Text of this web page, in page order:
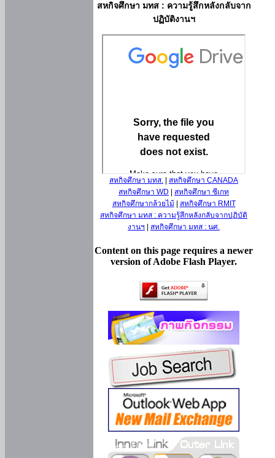
สหกิจศึกษา มทส : ความรู้สึกหลังกลับจาก
ปฏิบัติงานฯ
สหกิจศึกษา มทส.
สหกิจศึกษา CANADA
สหกิจศึกษา WD
สหกิจศึกษา ซีเกท
สหกิจศึกษากล้วยไม้
สหกิจศึกษา RMIT
สหกิจศึกษา มทส : ความรู้สึกหลังกลับจากปฏิบัติ
งานฯ
สหกิจศึกษา มทส : นศ.
Content on this page requires a newer
version of Adobe Flash Player.